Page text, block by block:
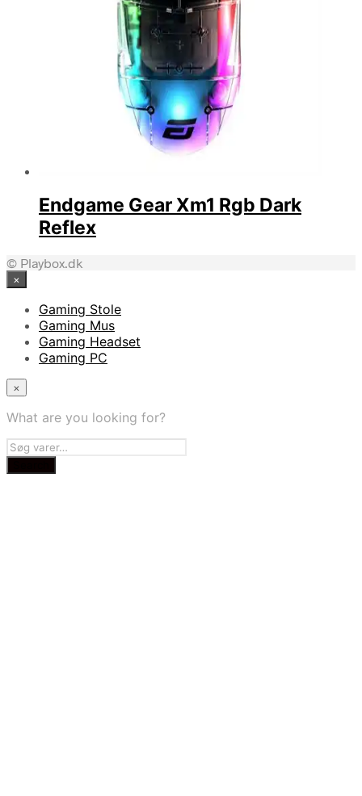
Endgame Gear Xm1 Rgb Dark
Reflex
© Playbox.dk
×
Gaming Stole
Gaming Mus
Gaming Headset
Gaming PC
×
What are you looking for?